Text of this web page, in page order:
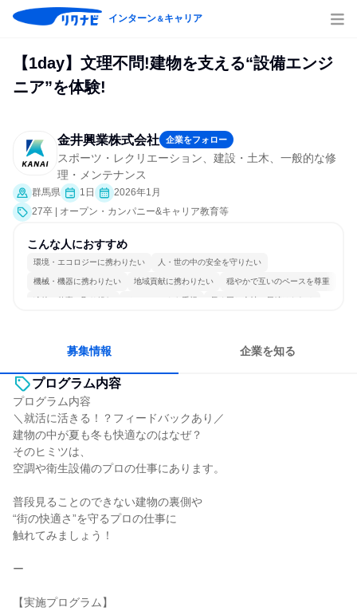
インターン＆キャリア
【1day】文理不問!建物を支える“設備エンジ
ニア”を体験!
金井興業株式会社 企業をフォロー
スポーツ・レクリエーション、建設・土木、一般的な修
理・メンテナンス
群馬県 1日
2026年1月
27卒 | オープン・カンパニー&キャリア教育等
こんな人におすすめ
環境・エコロジーに携わりたい 人・世の中の安全を守りたい
機械・機器に携わりたい 地域貢献に携わりたい 穏やかで互いのペースを尊重
冷静に仕事に取り組む チームワークを重視 長く同じ会社に居続けられる
募集情報 企業を知る
プログラム内容
プログラム内容
＼就活に活きる！？フィードバックあり／
建物の中が夏も冬も快適なのはなぜ？
そのヒミツは、
空調や衛生設備のプロの仕事にあります。
普段見ることのできない建物の裏側や
“街の快適さ”を守るプロの仕事に
触れてみましょう！
ー
【実施プログラム】